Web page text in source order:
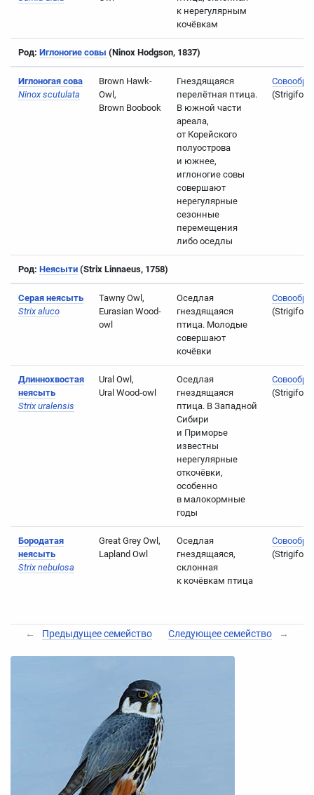
к нерегулярным
кочёвкам
Род: Иглоногие совы (Ninox Hodgson, 1837)
Иглоногая сова
Ninox scutulata
Brown Hawk-
Owl,
Brown Boobook
Гнездящаяся
перелётная птица.
В южной части
ареала,
от Корейского
полуострова
и южнее,
иглоногие совы
совершают
нерегулярные
сезонные
перемещения
либо оседлы
Род: Неясыти(Strix Linnaeus, 1758)
Серая неясыть
Strix aluco
Tawny Owl,
Eurasian Wood-
owl
Оседлая
гнездящаяся
птица. Молодые
совершают
кочёвки
Длиннохвостая
неясыть
Strix uralensis
Ural Owl,
Ural Wood-owl
Оседлая
гнездящаяся
птица. В Западной
Сибири
и Приморье
известны
нерегулярные
откочёвки,
особенно
в малокормные
годы
Бородатая
неясыть
Strix nebulosa
Great Grey Owl,
Lapland Owl
Оседлая
гнездящаяся,
склонная
к кочёвкам птица
← Предыдущее семейство Следующее семейство →